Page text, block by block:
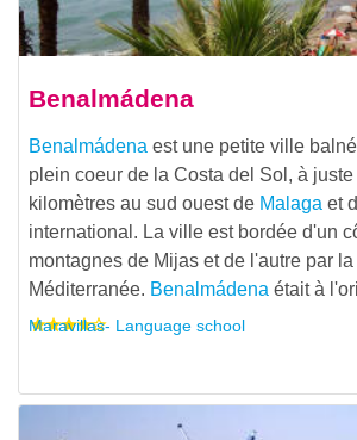
Benalmádena
Benalmádena est une petite ville
plein coeur de la Costa del Sol, à
kilomètres au sud ouest de Malaga et
international. La ville est bordée d'un
montagnes de Mijas et de l'autre par la
Méditerranée. Benalmádena était à
Maravillas- Language school